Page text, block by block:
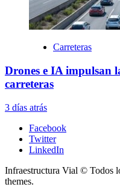
Carreteras
Drones e IA impulsan
carreteras
3 días atrás
Facebook
Twitter
LinkedIn
Infraestructura Vial © Todos
themes.